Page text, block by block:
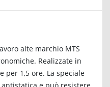
alte marchio MTS
Realizzate in
per 1,5 ore. La speciale